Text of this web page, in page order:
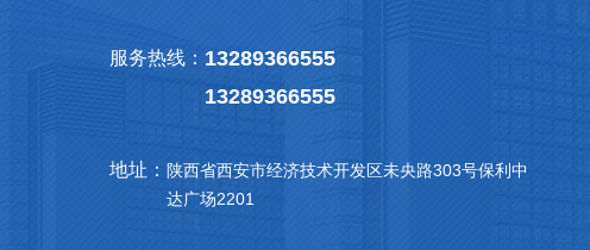
服务热线： 13289366555
13289366555
地址： 陕西省西安市经济技术开发区未央路303号保利中
达广场2201